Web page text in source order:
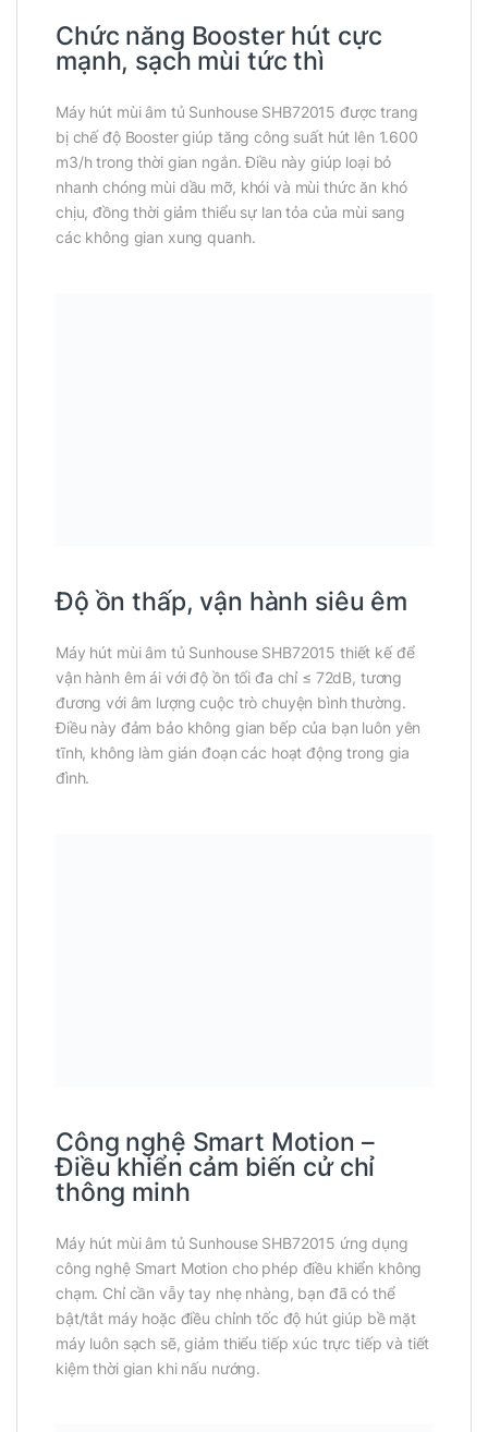
Chức năng Booster hút cực
mạnh, sạch mùi tức thì
Máy hút mùi âm tủ Sunhouse SHB72015 được trang
bị chế độ Booster giúp tăng công suất hút lên 1.600
m3/h trong thời gian ngắn. Điều này giúp loại bỏ
nhanh chóng mùi dầu mỡ, khói và mùi thức ăn khó
chịu, đồng thời giảm thiểu sự lan tỏa của mùi sang
các không gian xung quanh.
Độ ồn thấp, vận hành siêu êm
Máy hút mùi âm tủ Sunhouse SHB72015 thiết kế để
vận hành êm ái với độ ồn tối đa chỉ ≤ 72dB, tương
đương với âm lượng cuộc trò chuyện bình thường.
Điều này đảm bảo không gian bếp của bạn luôn yên
tĩnh, không làm gián đoạn các hoạt động trong gia
đình.
Công nghệ Smart Motion –
Điều khiển cảm biến cử chỉ
thông minh
Máy hút mùi âm tủ Sunhouse SHB72015 ứng dụng
công nghệ Smart Motion cho phép điều khiển không
chạm. Chỉ cần vẫy tay nhẹ nhàng, bạn đã có thể
bật/tắt máy hoặc điều chỉnh tốc độ hút giúp bề mặt
máy luôn sạch sẽ, giảm thiểu tiếp xúc trực tiếp và tiết
kiệm thời gian khi nấu nướng.